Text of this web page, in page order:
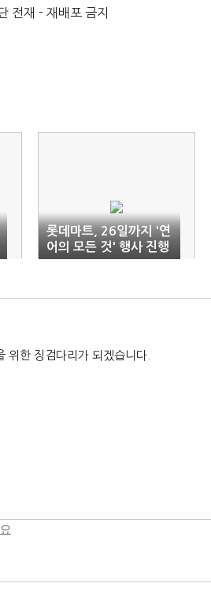
전재 - 재배포 금지
롯데마트, 26일까지 '연
어의 모든 것' 행사 진행
위한 징검다리가 되겠습니다.